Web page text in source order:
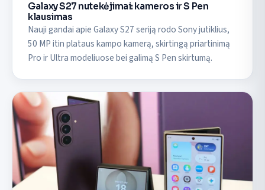
Galaxy S27 nutekėjimai: kameros ir S Pen
klausimas
Nauji gandai apie Galaxy S27 seriją rodo Sony jutiklius,
50 MP itin plataus kampo kamerą, skirtingą priartinimą
Pro ir Ultra modeliuose bei galimą S Pen skirtumą.